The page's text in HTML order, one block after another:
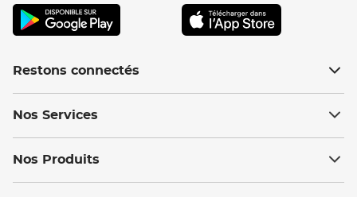
Restons connectés
Nos Services
Nos Produits